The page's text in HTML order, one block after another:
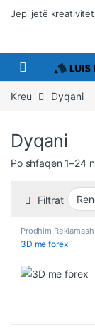
Kalo te lundrimi
Kalo tek përmbajtja
Jepi jetë
Kreu Dyqani
Dyqani
Po shfaqen 1–24
Filtrat
Prodhim Reklamash
3D me forex